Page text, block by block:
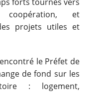
et
projets utiles et
le Préfet de
de fond sur les
: logement,